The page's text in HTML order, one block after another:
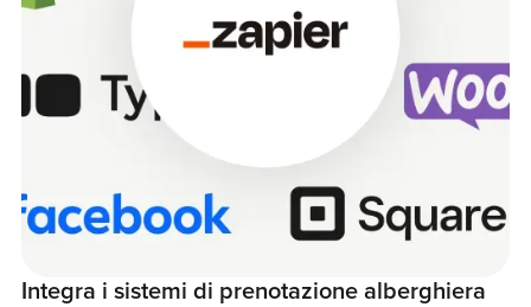
Integra i sistemi di prenotazione alberghiera